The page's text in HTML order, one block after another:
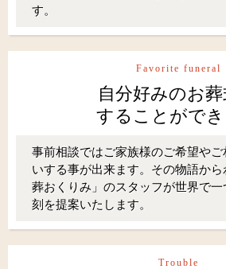
す。
Favorite funeral
自分好みのお葬
することがで
事前相談ではご家族様のご希望や
いする事が出来ます。その物語か
葬おくりみ」のスタッフが世界で
刻を提案いたします。
Trouble